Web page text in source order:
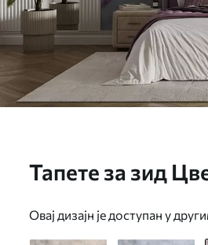
Тапете за зид
Овај дизајн је доступан у